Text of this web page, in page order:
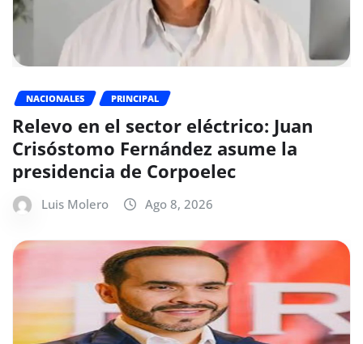
NACIONALES PRINCIPAL
Relevo en el sector eléctrico: Juan
Crisóstomo Fernández asume la
presidencia de Corpoelec
Luis Molero Ago 8, 2026